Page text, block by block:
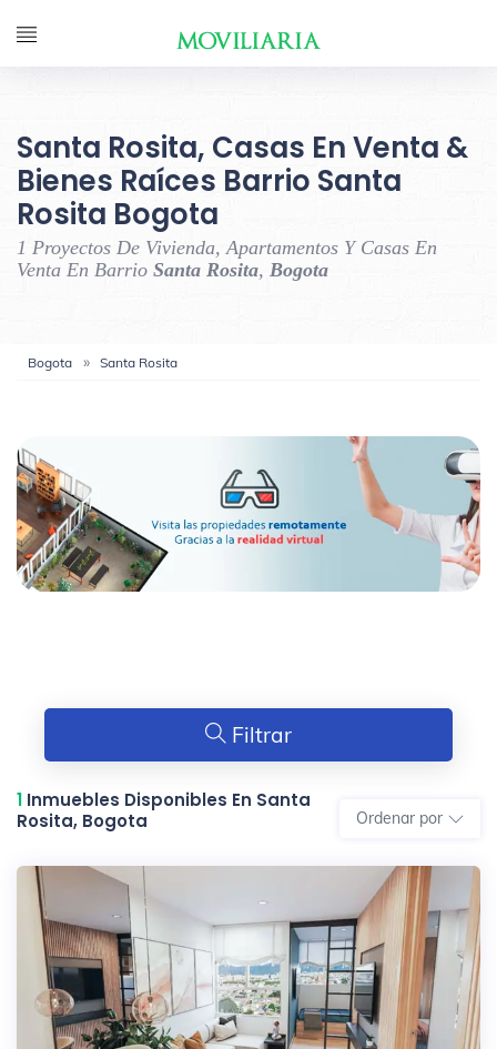
Santa Rosita, Casas En Venta &
Bienes Raíces Barrio Santa
Rosita Bogota
1 Proyectos De Vivienda, Apartamentos Y Casas En
Venta En Barrio Santa Rosita, Bogota
Bogota Santa Rosita
Filtrar
1 Inmuebles Disponibles En Santa
Rosita, Bogota
Ordenar por